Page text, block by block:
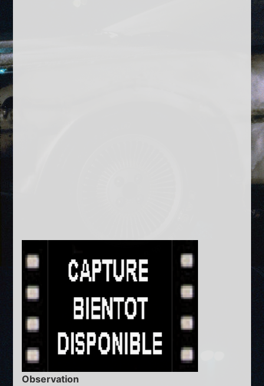
Observation